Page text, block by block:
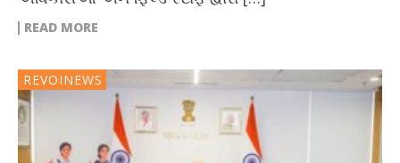
READ MORE
REVOINEWS